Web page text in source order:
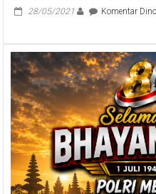
28/05/2021 Komentar